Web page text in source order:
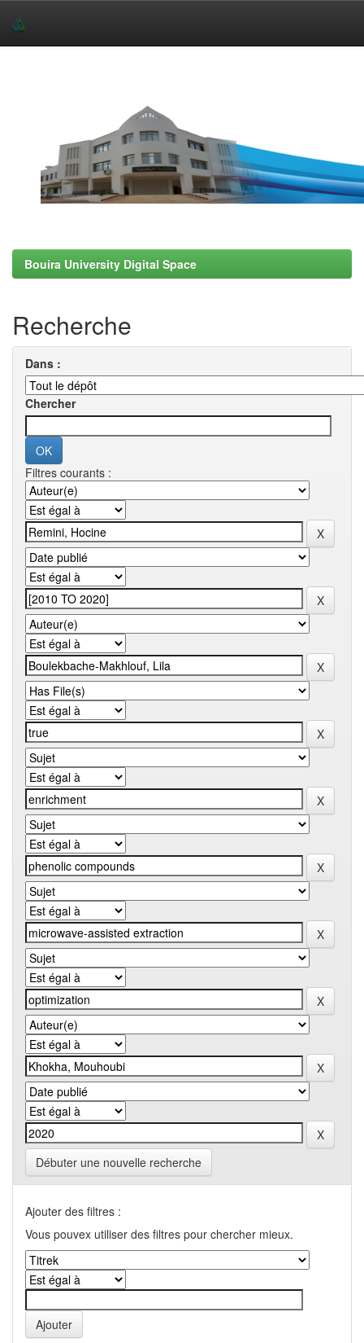
Bouira University Digital Space
Recherche
Dans :
Chercher
Filtres courants :
Débuter une nouvelle recherche
Ajouter des filtres :
Vous pouvex utiliser des filtres pour chercher mieux.